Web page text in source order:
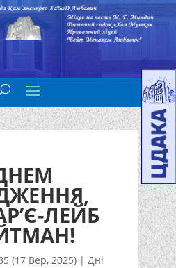
ЛЕЙБ
(17 Вер, 2025) |Дні